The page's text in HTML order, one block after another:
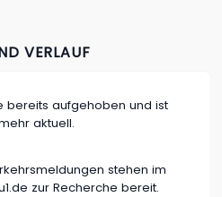
VERLAUF
bereits aufgehoben und ist
aktuell.
stehen im
zur Recherche bereit.